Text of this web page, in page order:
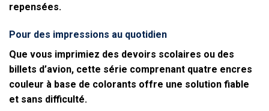
repensées.
Pour des impressions au quotidien
Que vous imprimiez des devoirs scolaires ou des
billets d’avion, cette série comprenant quatre encres
couleur à base de colorants offre une solution fiable
et sans difficulté.